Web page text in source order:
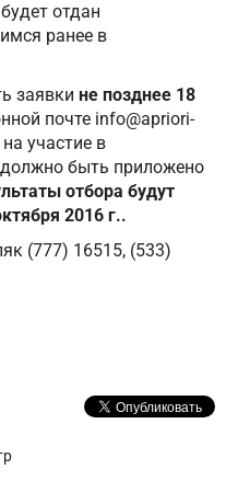
отдан
ранее в
заявки не позднее 18
почте info@apriori-
участие в
быть приложено
отбора будут
2016 г..
(777) 16515, (533)